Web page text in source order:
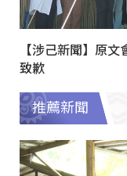
【涉己新聞】原
致歉
推薦新聞